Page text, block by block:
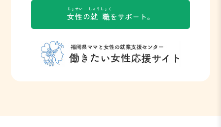
女性
じょせい
の就職
しゅうしょく
をサポート。